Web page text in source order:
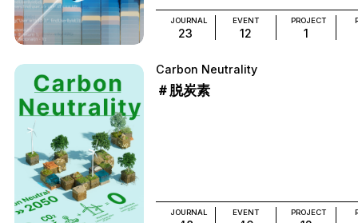
JOURNAL
23
EVENT
12
PROJECT
1
Carbon Neutrality
＃脱炭素
JOURNAL EVENT PROJECT